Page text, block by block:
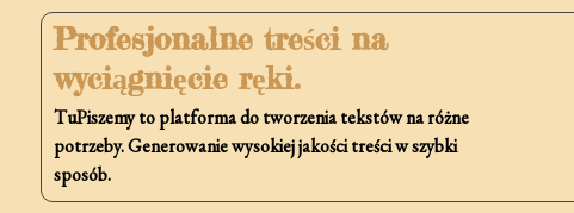
content
Profesjonalne treści na
wyciągnięcie ręki.
TuPiszemy to platforma do tworzenia tekstów na różne
potrzeby. Generowanie wysokiej jakości treści w szybki
sposób.